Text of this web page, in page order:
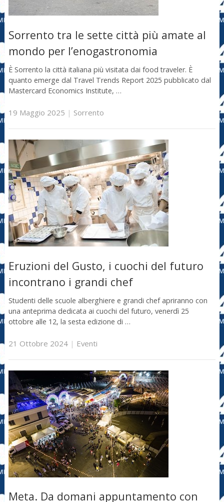
Sorrento tra le sette città più amate al
mondo per l’enogastronomia
È Sorrento la città italiana più visitata dai food traveler. È
quanto emerge dal Travel Trends Report 2025 pubblicato dal
Mastercard Economics Institute, …
19 Maggio 2025 | Sorrento
Eruzioni del Gusto, i cuochi del futuro
incontrano i grandi chef
Studenti delle scuole alberghiere e grandi chef apriranno con
una anteprima dedicata ai cuochi del futuro, venerdì 25
ottobre alle 12, la sesta edizione di …
21 Ottobre 2024| Eventi
Meta. Da domani appuntamento con